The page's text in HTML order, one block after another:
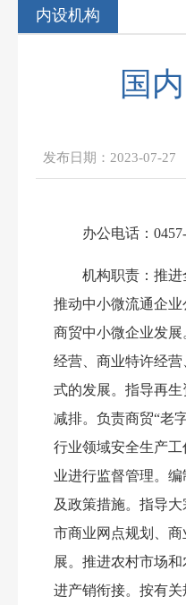
内设机构
国
发布日期： 2023-07-27
办公电话：
机构职责： 推进
推动中小微流通企
商贸中小微企业发
经营、商业特许经
式的发展。指导再
减排。负责商贸“老
行业领域安全生产
业进行监督管理。
及政策措施。指导
市商业网点规划、
展。推进农村市场
进产销衔接。按有